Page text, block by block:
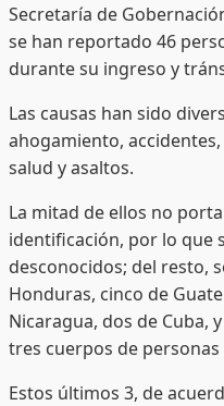
Secretaría de
se han reportado 46
durante su ingreso y
Las causas han sido
ahogamiento,
salud y asaltos.
La mitad de ellos no
identificación, por lo que
desconocidos; del resto,
Honduras, cinco de
Nicaragua, dos de Cuba,
tres cuerpos de personas
Estos últimos 3, de